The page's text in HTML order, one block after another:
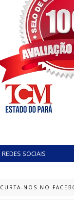
REDES SOCIAIS
CURTA-NOS NO